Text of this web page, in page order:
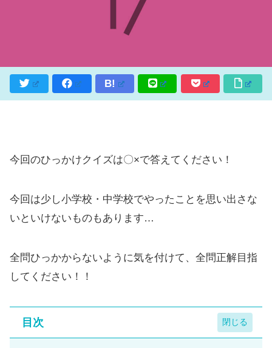
B!
今回のひっかけクイズは〇×で答えてください！
今回は少し小学校・中学校でやったことを思い出さな
いといけないものもあります…
全問ひっかからないように気を付けて、全問正解目指
してください！！
目次